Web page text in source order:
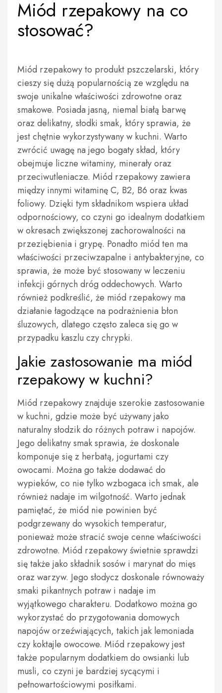
Miód rzepakowy na co
stosować?
Miód rzepakowy to produkt pszczelarski, który
cieszy się dużą popularnością ze względu na
swoje unikalne właściwości zdrowotne oraz
smakowe. Posiada jasną, niemal białą barwę
oraz delikatny, słodki smak, który sprawia, że
jest chętnie wykorzystywany w kuchni. Warto
zwrócić uwagę na jego bogaty skład, który
obejmuje liczne witaminy, minerały oraz
przeciwutleniacze. Miód rzepakowy zawiera
między innymi witaminę C, B2, B6 oraz kwas
foliowy. Dzięki tym składnikom wspiera układ
odpornościowy, co czyni go idealnym dodatkiem
w okresach zwiększonej zachorowalności na
przeziębienia i grypę. Ponadto miód ten ma
właściwości przeciwzapalne i antybakteryjne, co
sprawia, że może być stosowany w leczeniu
infekcji górnych dróg oddechowych. Warto
również podkreślić, że miód rzepakowy ma
działanie łagodzące na podrażnienia błon
śluzowych, dlatego często zaleca się go w
przypadku kaszlu czy chrypki.
Jakie zastosowanie ma miód
rzepakowy w kuchni?
Miód rzepakowy znajduje szerokie zastosowanie
w kuchni, gdzie może być używany jako
naturalny słodzik do różnych potraw i napojów.
Jego delikatny smak sprawia, że doskonale
komponuje się z herbatą, jogurtami czy
owocami. Można go także dodawać do
wypieków, co nie tylko wzbogaca ich smak, ale
również nadaje im wilgotność. Warto jednak
pamiętać, że miód nie powinien być
podgrzewany do wysokich temperatur,
ponieważ może stracić swoje cenne właściwości
zdrowotne. Miód rzepakowy świetnie sprawdzi
się także jako składnik sosów i marynat do mięs
oraz warzyw. Jego słodycz doskonale równoważy
smaki pikantnych potraw i nadaje im
wyjątkowego charakteru. Dodatkowo można go
wykorzystać do przygotowania domowych
napojów orzeźwiających, takich jak lemoniada
czy koktajle owocowe. Miód rzepakowy jest
także popularnym dodatkiem do owsianki lub
musli, co czyni je bardziej sycącymi i
pełnowartościowymi posiłkami.